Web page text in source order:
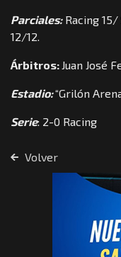
Parciales:Racing 15/
12/12.
Árbitros: Juan José
Estadio:“Grilón
Serie: 2-0 Racing
Volver